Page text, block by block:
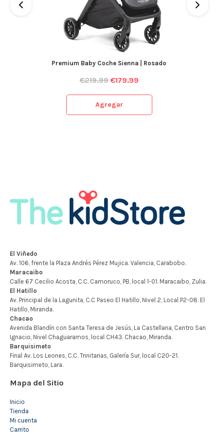
Premium Baby Coche Sienna | Rosado
€219.99 €179.99
Agregar
Mapa del Sitio
Inicio
Tienda
Mi cuenta
Carrito